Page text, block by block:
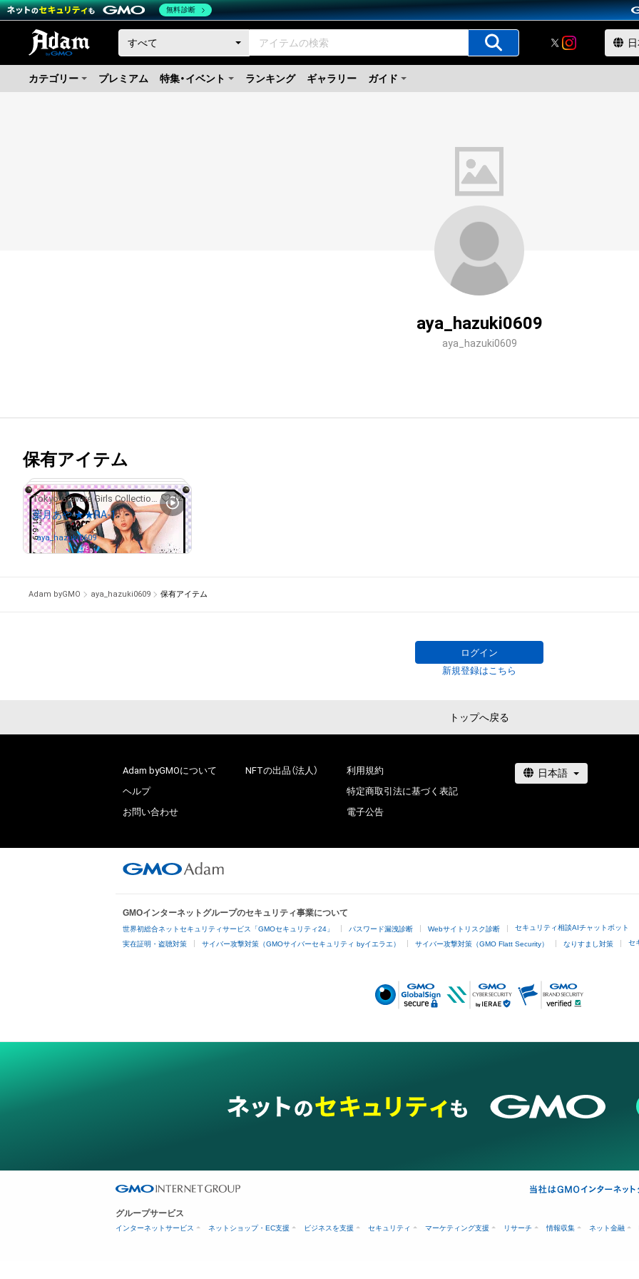
カテゴリー プレミアム 特集・イベント ランキング ギャラリー ガイド
aya_hazuki0609
aya_hazuki0609
保有アイテム
Tokyo Gravure Girls Collections 12
葉月あや ★★RA-1
aya_hazuki0609さんが保有中
Adam byGMO aya_hazuki0609 保有アイテム
ログイン
新規登録はこちら
トップへ戻る
Adam byGMOについて
ヘルプ
お問い合わせ
NFTの出品（法人）
利用規約
特定商取引法に基づく表記
電子公告
GMOインターネットグループのセキュリティ事業について
世界初総合ネットセキュリティサービス「GMOセキュリティ24」 パスワード漏洩診断 Webサイトリスク診断 セキュリティ相談AIチャットボット
実在証明・盗聴対策 サイバー攻撃対策（GMOサイバーセキュリティ byイエラエ） サイバー攻撃対策（GMO Flatt Security） なりすまし対策 セ
グループサービス
インターネットサービス ネットショップ・EC支援 ビジネスを支援 セキュリティ マーケティング支援 リサーチ 情報収集 ネット金融
無料診断